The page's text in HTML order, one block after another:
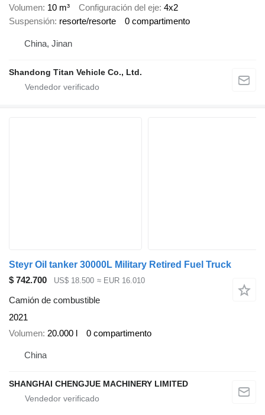
Volumen 10 m³ Configuración del eje 4x2
Suspensión resorte/resorte 0 compartimento
China, Jinan
Shandong Titan Vehicle Co., Ltd.
Steyr Oil tanker 30000L Military Retired Fuel Truck
$ 742.700
US$ 18.500 ≈ EUR 16.010
Camión de combustible
2021
Volumen 20.000 l 0 compartimento
China
SHANGHAI CHENGJUE MACHINERY LIMITED